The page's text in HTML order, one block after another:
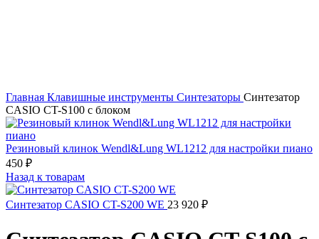
Главная Клавишные инструменты Синтезаторы Синтезатор
CASIO CT-S100 с блоком
Резиновый клинок Wendl&Lung WL1212 для настройки пиано
450 ₽
Назад к товарам
Синтезатор CASIO CT-S200 WE 23 920 ₽